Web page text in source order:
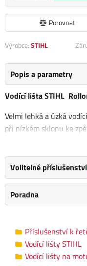
Porovnat
Výrobce:STIHL
Popis a parametry
Vodící lišta STIHL
Velmi lehká a úzká
při nízkém sklonu ke
příležitostní uživatelé.
stromů, keřů, příprava
stromů.
Lišta se používá ideálně
Počet zubů vratné
Odborné poradenství a
Volitelné příslušenství
Poradna
Příslušenství k
Vodící lišty STIHL
Vodící lišty na